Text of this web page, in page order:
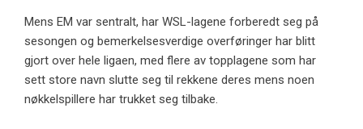
Mens EM var sentralt, har WSL-lagene forberedt seg på
sesongen og bemerkelsesverdige overføringer har blitt
gjort over hele ligaen, med flere av topplagene som har
sett store navn slutte seg til rekkene deres mens noen
nøkkelspillere har trukket seg tilbake.